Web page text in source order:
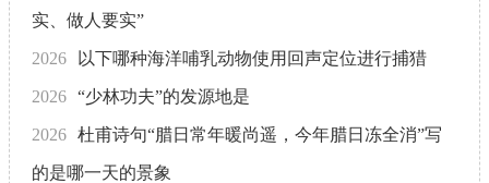
实、做人要实”
2026 以下哪种海洋哺乳动物使用回声定位进行捕猎
2026 “少林功夫”的发源地是
2026 杜甫诗句“腊日常年暖尚遥，今年腊日冻全消”写
的是哪一天的景象